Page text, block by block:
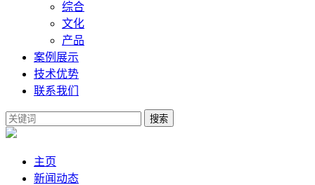
综合
文化
产品
案例展示
技术优势
联系我们
搜索
主页
新闻动态